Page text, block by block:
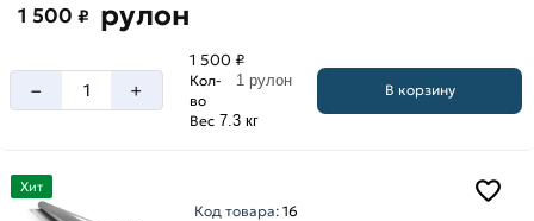
1 500 ₽ рулон
– +
1 500 ₽
Кол-
во
1 рулон
Вес 7.3 кг
В корзину
Хит
Код товара:16